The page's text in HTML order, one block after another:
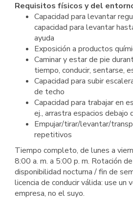
Requisitos físicos y del
Capacidad para levantar
capacidad para levantar
ayuda
Exposición a productos
Caminar y estar de pie
tiempo, conducir, sentarse,
Capacidad para subir
de techo
Capacidad para trabajar en
ej., arrastra espacios debajo
Empujar/tirar/levantar/
repetitivos
Tiempo completo, de lunes a
8:00 a. m. a 5:00 p. m. Rotación
disponibilidad nocturna / fin de
licencia de conducir válida: use un
empresa, no el suyo.